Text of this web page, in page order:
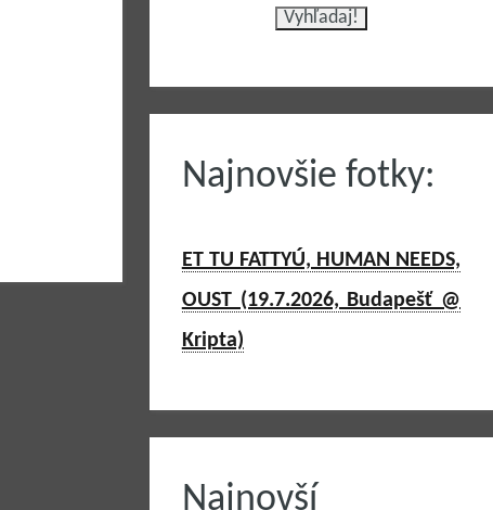
Najnovšie fotky:
ET TU FATTYÚ, HUMAN NEEDS,
OUST (19.7.2026, Budapešť @
Kripta)
Najnovší